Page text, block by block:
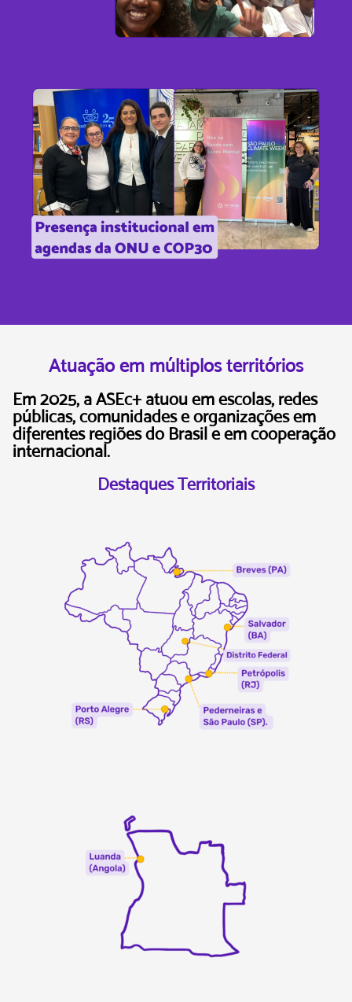
Atuação em múltiplos territórios
Em 2025, a ASEc+ atuou em escolas, redes
públicas, comunidades e organizações em
diferentes regiões do Brasil e em cooperação
internacional.
Destaques Territoriais